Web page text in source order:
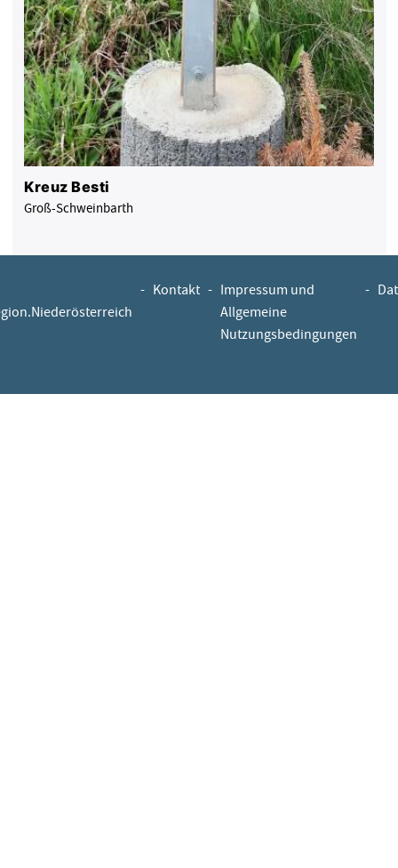
Kreuz Besti
Groß-Schweinbarth
- Kontakt - Impressum und
Allgemeine
Nutzungsbedingungen
-